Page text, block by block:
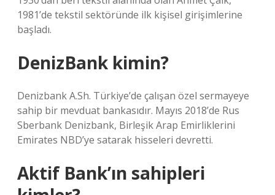
1981’de tekstil sektöründe ilk kişisel girişimlerine
başladı.
DenizBank kimin?
Denizbank A.Sh. Türkiye’de çalışan özel sermayeye
sahip bir mevduat bankasıdır. Mayıs 2018’de Rus
Sberbank Denizbank, Birleşik Arap Emirliklerini
Emirates NBD’ye satarak hisseleri devretti.
Aktif Bank’ın sahipleri